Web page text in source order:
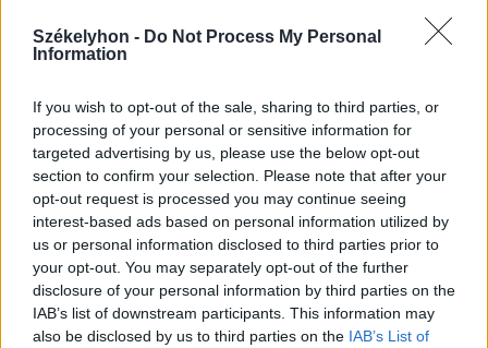
Székelyhon - Do Not Process My Personal
Information
If you wish to opt-out of the sale, sharing to third parties, or
processing of your personal or sensitive information for
targeted advertising by us, please use the below opt-out
section to confirm your selection. Please note that after your
opt-out request is processed you may continue seeing
interest-based ads based on personal information utilized by
us or personal information disclosed to third parties prior to
your opt-out. You may separately opt-out of the further
disclosure of your personal information by third parties on the
IAB’s list of downstream participants. This information may
also be disclosed by us to third parties on the IAB’s List of
Hasznos
Impresszum
Szerzői jogok
Adatvédelmi tájékoztató
Cookie-kezelési tájékoztató